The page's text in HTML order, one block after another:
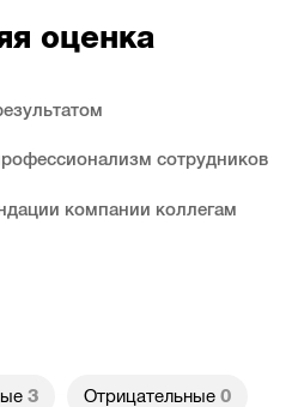
оценка
сотрудников
компании коллегам
3 Отрицательные 0